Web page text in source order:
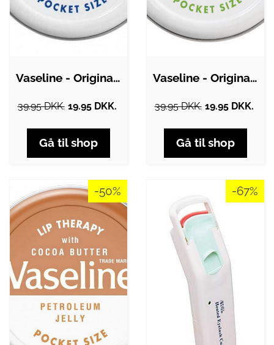
Vaseline - Original Lip Therapy Pocket…
39.95 DKK. 19.95 DKK.
Gå til shop
Vaseline - Original Lip Therapy Pocket…
39.95 DKK. 19.95 DKK.
Gå til shop
-50% -67%